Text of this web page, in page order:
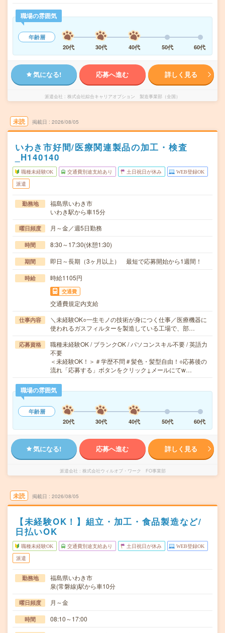
職場の雰囲気
年齢層
20代
30代 40代 50代 60代
気になる! 応募へ進む 詳しく見る
派遣会社 株式会社綜合キャリアオプション 製造事業部（全国）
未読 掲載日 2026/08/05
いわき市好間/医療関連製品の加工・検査
_H140140
職種未経験OK 交通費別途支給あり 土日祝日が休み WEB登録OK
派遣
勤務地
福島県いわき市
いわき駅から車15分
曜日頻度 月～金／週5日勤務
時間 8:30～17:30(休憩1:30)
期間 即日～長期（3ヶ月以上） 最短で応募開始から1週間！
時給 時給1105円
交通費
交通費規定内支給
仕事内容
＼未経験OK○一生モノの技術が身につく仕事／医療機器に
使われるガスフィルターを製造している工場で、部…
応募資格
職種未経験OK / ブランクOK / パソコンスキル不要 / 英語力
不要
＜未経験OK！＞＃学歴不問＃髪色・髪型自由！○応募後の
流れ「応募する」ボタンをクリック↓メールにてw…
職場の雰囲気
年齢層
20代
30代 40代 50代 60代
気になる! 応募へ進む 詳しく見る
派遣会社 株式会社ウィルオブ・ワーク FO事業部
未読 掲載日 2026/08/05
【未経験OK！】組立・加工・食品製造など/
日払いOK
職種未経験OK 交通費別途支給あり 土日祝日が休み WEB登録OK
派遣
勤務地
福島県いわき市
泉(常磐線)駅から車10分
曜日頻度 月～金
時間 08:10～17:00